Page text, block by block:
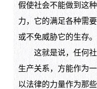
假使社会不能做到这
力，它的满足各种需
或不免威胁它的生存。
这就是说，任何社
生产关系，方能作为
以法律的力量作为那